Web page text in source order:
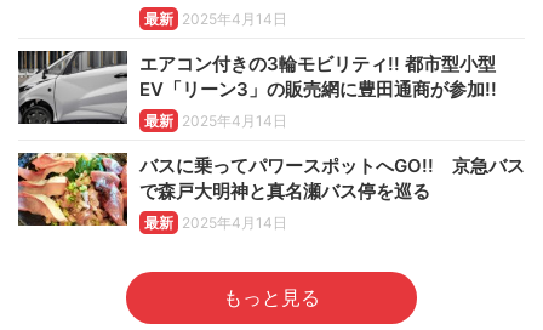
最新 2025年4月14日
エアコン付きの3輪モビリティ!! 都市型小型
EV「リーン3」の販売網に豊田通商が参加!!
最新 2025年4月14日
バスに乗ってパワースポットへGO!! 京急バス
で森戸大明神と真名瀬バス停を巡る
最新 2025年4月14日
もっと見る